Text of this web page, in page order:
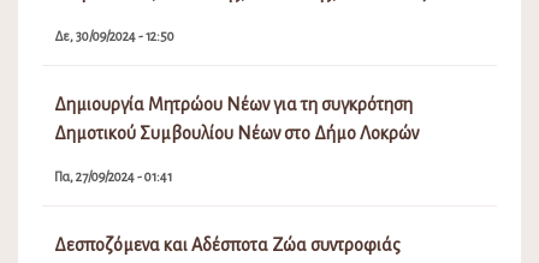
Δε, 30/09/2024 - 12:50
Δημιουργία Μητρώου Νέων για τη συγκρότηση
Δημοτικού Συμβουλίου Νέων στο Δήμο Λοκρών
Πα, 27/09/2024 - 01:41
Δεσποζόμενα και Αδέσποτα Ζώα συντροφιάς